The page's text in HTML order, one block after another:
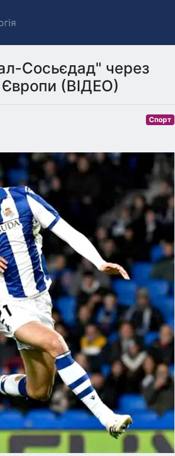
Сосьєдад" через
(ВІДЕО)
Спорт